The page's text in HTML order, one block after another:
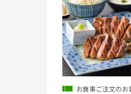
お食事ご注文のお